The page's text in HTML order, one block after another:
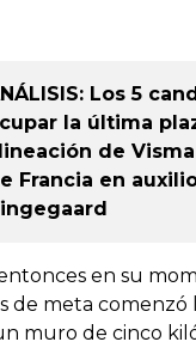
Los 5
la última
de
Francia en
en su
de meta comenzó
muro de cinco